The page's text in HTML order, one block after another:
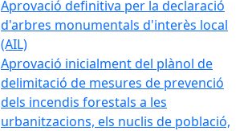
Aprovació definitiva per la declaració
d'arbres monumentals d'interès local
(AIL)
Aprovació inicialment del plànol de
delimitació de mesures de prevenció
dels incendis forestals a les
urbanitzacions, els nuclis de població,